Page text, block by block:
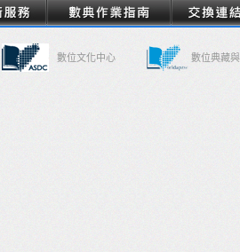
數位文化中心 數位典藏